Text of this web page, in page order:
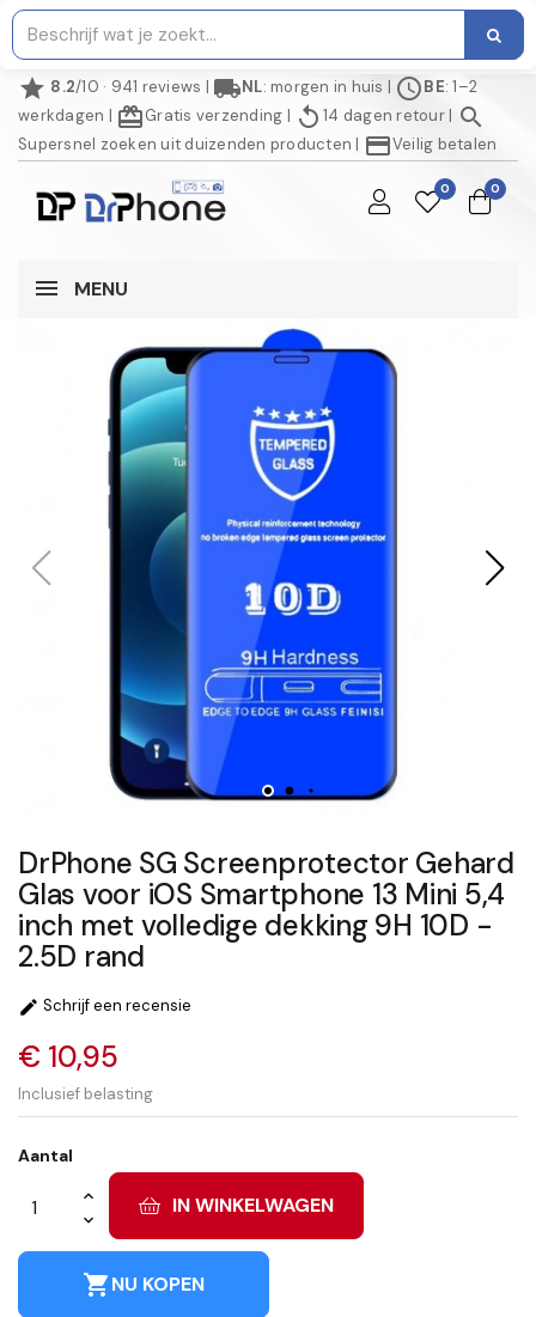
star 8.2/10 · 941 reviews | local_shippingNL: morgen in huis | scheduleBE: 1–2
werkdagen | redeemGratis verzending | replay 14 dagen retour| search
Supersnel zoeken uit duizenden producten | credit_cardVeilig betalen
0 0
MENU
DrPhone SG Screenprotector Gehard
Glas voor iOS Smartphone 13 Mini 5,4
inch met volledige dekking 9H 10D -
2.5D rand
 Schrijf een recensie
€ 10,95
Inclusief belasting
Aantal
IN WINKELWAGEN
shopping_cartNU KOPEN